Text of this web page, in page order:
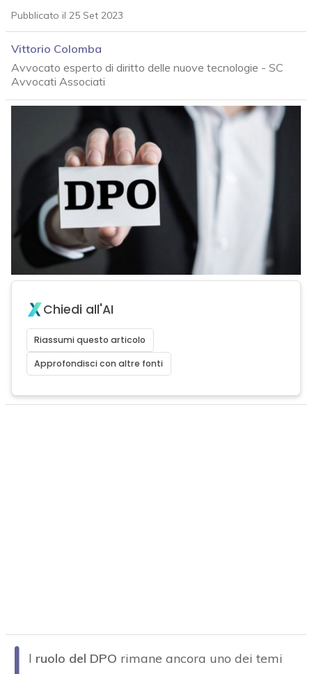
Pubblicato il 25 Set 2023
Vittorio Colomba
Avvocato esperto di diritto delle nuove tecnologie - SC
Avvocati Associati
Chiedi all'AI
Riassumi questo articolo
Approfondisci con altre fonti
l ruolo del DPO rimane ancora uno dei temi